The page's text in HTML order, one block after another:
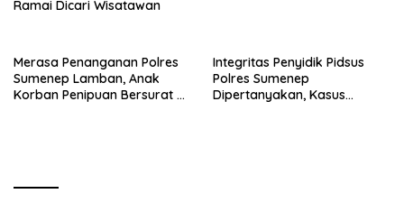
Ramai Dicari Wisatawan
Merasa Penanganan Polres
Sumenep Lamban, Anak
Korban Penipuan Bersurat ke
Integritas Penyidik Pidsus
Polres Sumenep
Dipertanyakan, Kasus